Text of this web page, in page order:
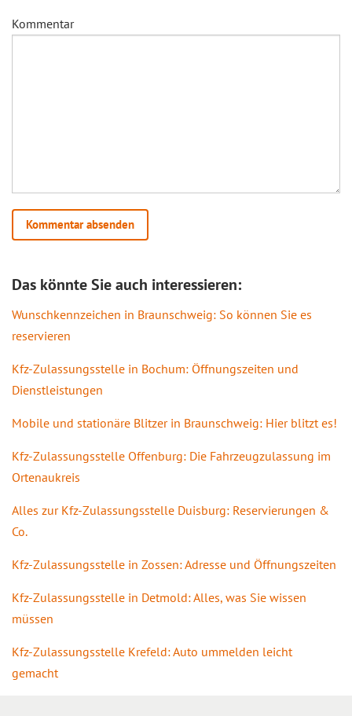
Kommentar
Das könnte Sie auch interessieren:
Wunschkennzeichen in Braunschweig: So können Sie es
reservieren
Kfz-Zulassungsstelle in Bochum: Öffnungszeiten und
Dienstleistungen
Mobile und stationäre Blitzer in Braunschweig: Hier blitzt es!
Kfz-Zulassungsstelle Offenburg: Die Fahrzeugzulassung im
Ortenaukreis
Alles zur Kfz-Zulassungsstelle Duisburg: Reservierungen &
Co.
Kfz-Zulassungsstelle in Zossen: Adresse und Öffnungszeiten
Kfz-Zulassungsstelle in Detmold: Alles, was Sie wissen
müssen
Kfz-Zulassungsstelle Krefeld: Auto ummelden leicht
gemacht